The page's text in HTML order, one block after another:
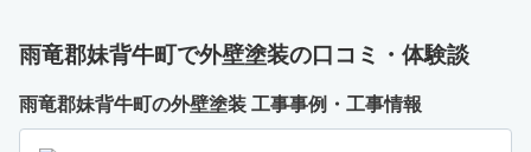
雨竜郡妹背牛町で外壁塗装の口コミ・体験談
雨竜郡妹背牛町の外壁塗装 工事事例・工事情報